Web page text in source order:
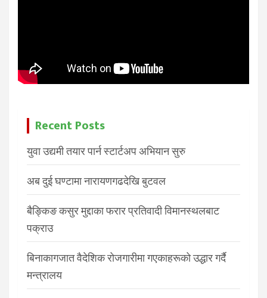
Recent Posts
युवा उद्यमी तयार पार्न स्टार्टअप अभियान सुरु
अब दुई घण्टामा नारायणगढदेखि बुटवल
बैङ्किङ कसुर मुद्दाका फरार प्रतिवादी विमानस्थलबाट
पक्राउ
बिनाकागजात वैदेशिक रोजगारीमा गएकाहरूको उद्धार गर्दै
मन्त्रालय